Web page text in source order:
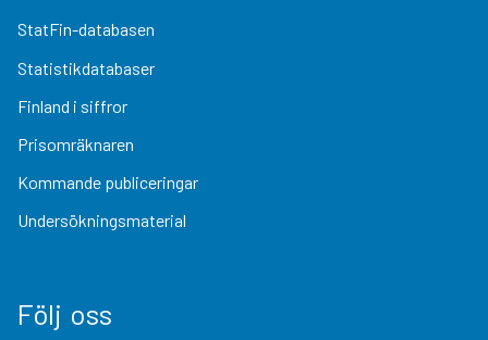
StatFin-databasen
Statistikdatabaser
Finland i siffror
Prisomräknaren
Kommande publiceringar
Undersökningsmaterial
Följ oss